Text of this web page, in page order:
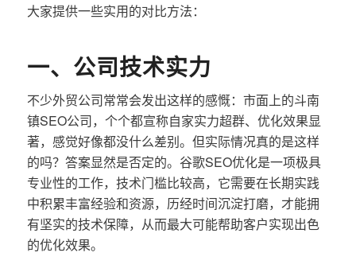
大家提供一些实用的对比方法：
一、公司技术实力
不少外贸公司常常会发出这样的感慨：市面上的斗南
镇SEO公司，个个都宣称自家实力超群、优化效果显
著，感觉好像都没什么差别。但实际情况真的是这样
的吗？答案显然是否定的。谷歌SEO优化是一项极具
专业性的工作，技术门槛比较高，它需要在长期实践
中积累丰富经验和资源，历经时间沉淀打磨，才能拥
有坚实的技术保障，从而最大可能帮助客户实现出色
的优化效果。